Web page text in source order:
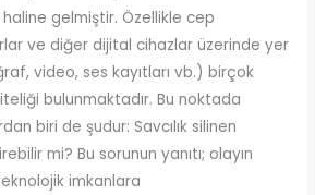
gelmiştir. Özellikle cep
ve diğer dijital cihazlar üzerinde yer
video, ses kayıtları vb.) birçok
bulunmaktadır. Bu noktada
biri de şudur: Savcılık silinen
mi? Bu sorunun yanıtı; olayın
imkanlara